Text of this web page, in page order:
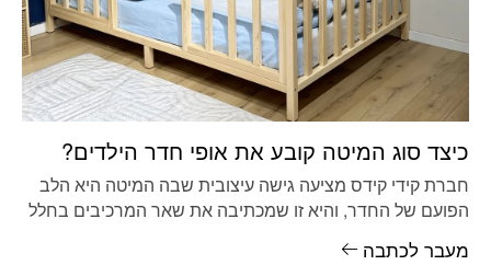
כיצד סוג המיטה קובע את אופי חדר הילדים?
חברת קידי קידס מציעה גישה עיצובית שבה המיטה היא הלב
הפועם של החדר, והיא זו שמכתיבה את שאר המרכיבים בחלל
מעבר לכתבה